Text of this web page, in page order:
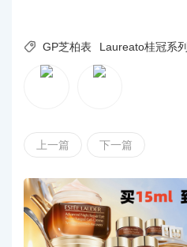
 GP芝柏表 Laureato桂冠系列
上一篇 下一篇